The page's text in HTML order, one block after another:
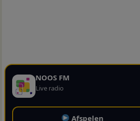
NOOS FM
Live radio
Afspelen